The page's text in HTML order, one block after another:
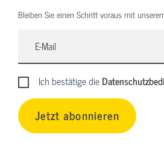
Bleiben Sie einen Schritt voraus mit
Ich bestätige die
Jetzt abonnieren